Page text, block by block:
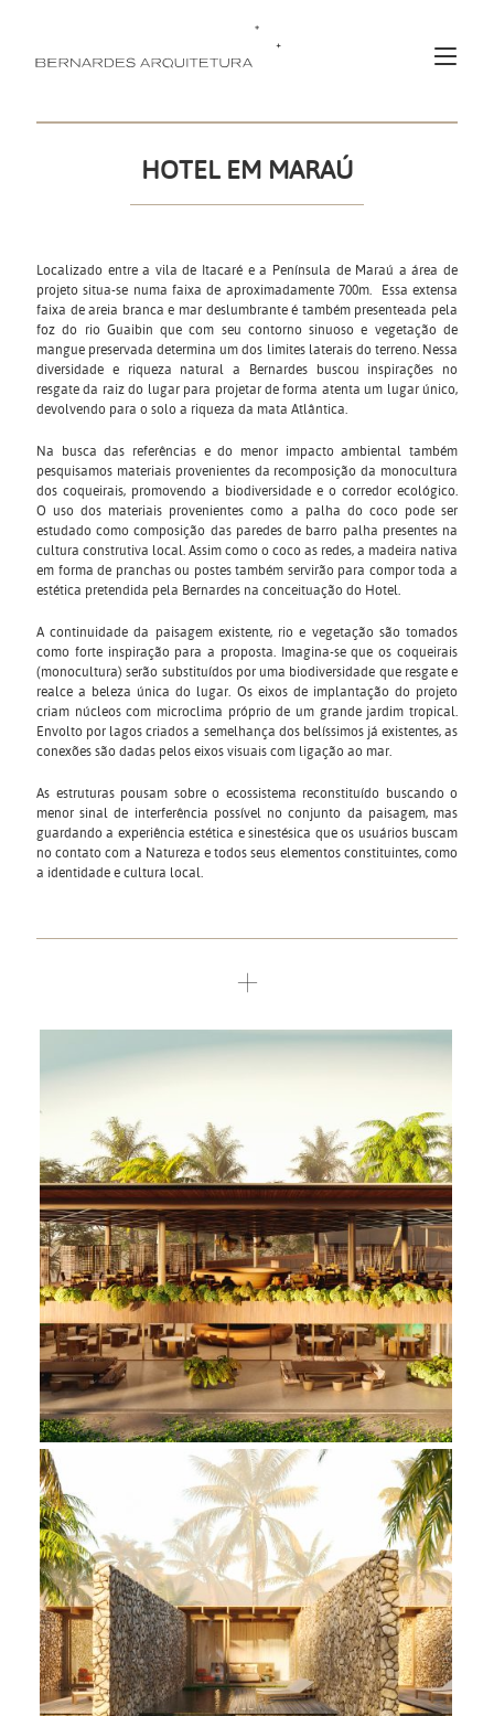
HOTEL EM MARAÚ
Localizado entre a vila de Itacaré e a Península de Maraú a área de
projeto situa-se numa faixa de aproximadamente 700m. Essa extensa
faixa de areia branca e mar deslumbrante é também presenteada pela
foz do rio Guaibin que com seu contorno sinuoso e vegetação de
mangue preservada determina um dos limites laterais do terreno. Nessa
diversidade e riqueza natural a Bernardes buscou inspirações no
resgate da raiz do lugar para projetar de forma atenta um lugar único,
devolvendo para o solo a riqueza da mata Atlântica.
Na busca das referências e do menor impacto ambiental também
pesquisamos materiais provenientes da recomposição da monocultura
dos coqueirais, promovendo a biodiversidade e o corredor ecológico.
O uso dos materiais provenientes como a palha do coco pode ser
estudado como composição das paredes de barro palha presentes na
cultura construtiva local. Assim como o coco as redes, a madeira nativa
em forma de pranchas ou postes também servirão para compor toda a
estética pretendida pela Bernardes na conceituação do Hotel.
A continuidade da paisagem existente, rio e vegetação são tomados
como forte inspiração para a proposta. Imagina-se que os coqueirais
(monocultura) serão substituídos por uma biodiversidade que resgate e
realce a beleza única do lugar. Os eixos de implantação do projeto
criam núcleos com microclima próprio de um grande jardim tropical.
Envolto por lagos criados a semelhança dos belíssimos já existentes, as
conexões são dadas pelos eixos visuais com ligação ao mar.
As estruturas pousam sobre o ecossistema reconstituído buscando o
menor sinal de interferência possível no conjunto da paisagem, mas
guardando a experiência estética e sinestésica que os usuários buscam
no contato com a Natureza e todos seus elementos constituintes, como
a identidade e cultura local.